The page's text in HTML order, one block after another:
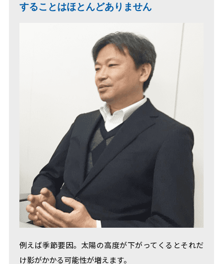
することはほとんどありません
例えば季節要因。太陽の高度が下がってくるとそれだ
け影がかかる可能性が増えます。